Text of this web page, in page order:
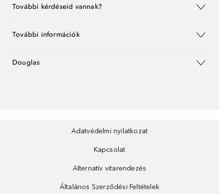
További kérdéseid vannak?
További információk
Douglas
Adatvédelmi nyilatkozat
Kapcsolat
Alternatív vitarendezés
Általános Szerződési Feltételek